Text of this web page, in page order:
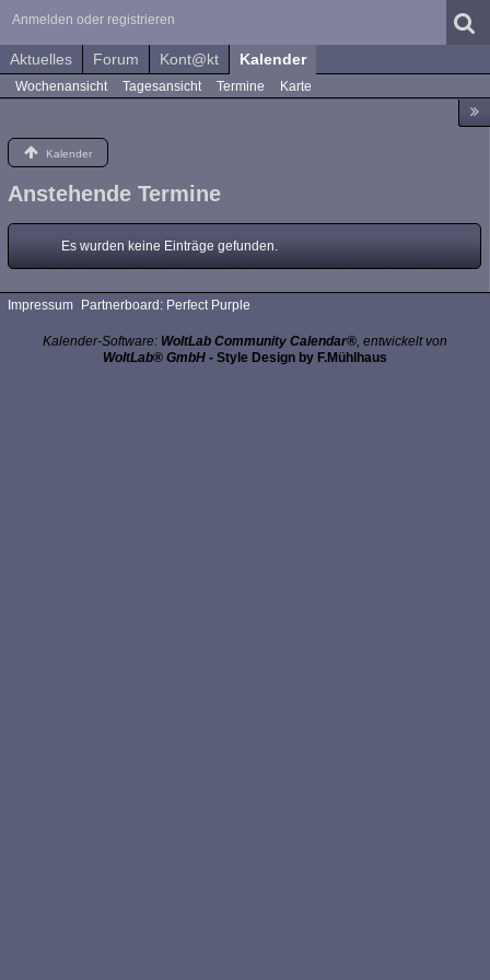
Anmelden oder registrieren
Aktuelles Forum Kont@kt Kalender
Wochenansicht Tagesansicht Termine Karte
Kalender
Anstehende Termine
Es wurden keine Einträge gefunden.
Impressum Partnerboard: Perfect Purple
Kalender-Software: WoltLab Community Calendar®, entwickelt von
WoltLab® GmbH